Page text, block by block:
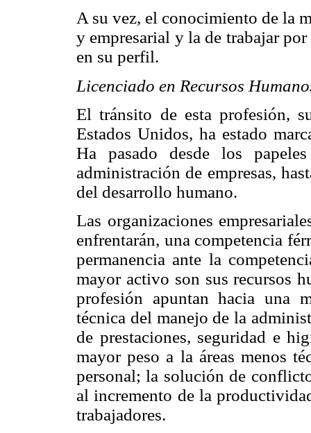
A su vez, el conocimiento de la
y empresarial y la de trabajar
en su perfil.
Licenciado en Recursos
El tránsito de esta profesión,
Estados Unidos, ha estado
Ha pasado desde los
administración de empresas,
del desarrollo humano.
Las organizaciones
enfrentarán, una competencia
permanencia ante la
mayor activo son sus recursos
profesión apuntan hacia una
técnica del manejo de la
de prestaciones, seguridad e
mayor peso a la áreas menos
personal; la solución de
al incremento de la
trabajadores.